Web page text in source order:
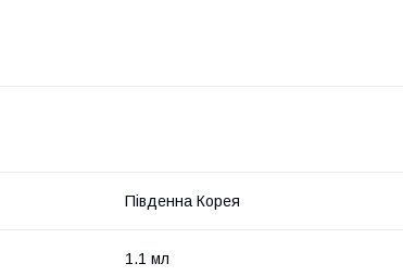
Південна Корея
1.1 мл